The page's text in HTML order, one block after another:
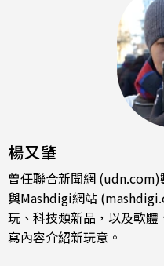
楊又肇
曾任聯合新聞網
與Mashdigi網站
玩、科技類新品，以及軟
寫內容介紹新玩意。